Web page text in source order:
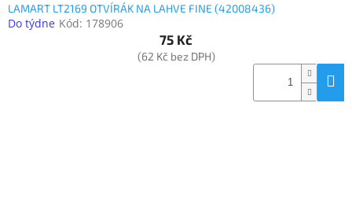
LAMART LT2169 OTVÍRÁK NA LAHVE FINE (42008436)
Do týdne Kód: 178906
75 Kč
(62 Kč bez DPH)